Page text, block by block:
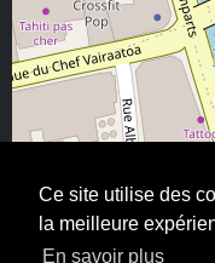
Ce site utilise des
la meilleure
En savoir plus